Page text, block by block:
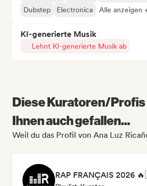
Dubstep
Electronica Alle anzeigen
KI-generierte Musik
Lehnt KI-generierte Musik ab
Diese Kuratoren/
Ihnen auch gefallen...
Weil du das Profil von Ana Luz